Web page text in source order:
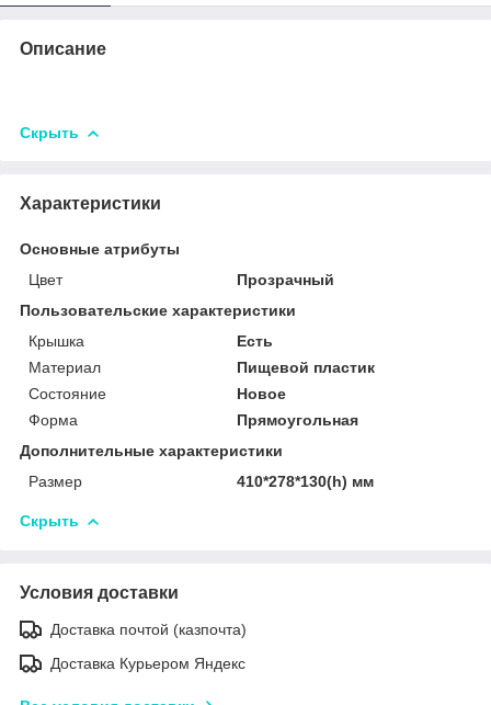
Описание
Скрыть
Характеристики
Основные атрибуты
Цвет
Прозрачный
Пользовательские характеристики
Крышка
Есть
Материал
Пищевой пластик
Состояние
Новое
Форма
Прямоугольная
Дополнительные характеристики
Размер
410*278*130(h) мм
Скрыть
Условия доставки
Доставка почтой (казпочта)
Доставка Курьером Яндекс